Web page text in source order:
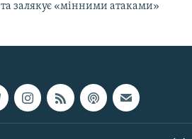
та залякує «мінними атаками»